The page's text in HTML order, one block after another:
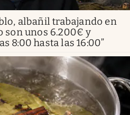
albañil trabajando en
son unos 6.200€ y
8:00 hasta las 16:00”